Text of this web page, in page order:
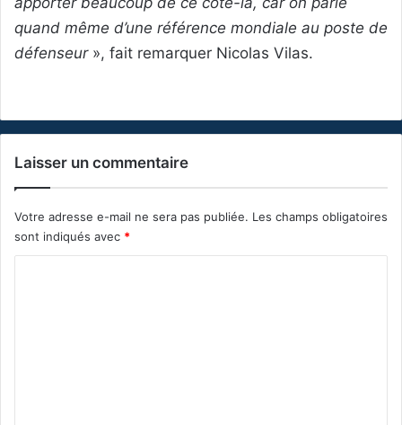
quand même d’une référence mondiale au poste de
défenseur », fait remarquer Nicolas Vilas.
Laisser un commentaire
Votre adresse e-mail ne sera pas publiée. Les champs obligatoires
sont indiqués avec *